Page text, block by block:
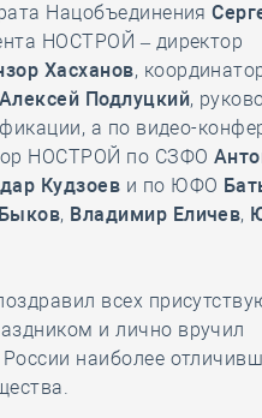
Нацобъединения
НОСТРОЙ – директор
Хасханов,
Алексей Подлуцкий,
а по видео-
НОСТРОЙ по СЗФО
Кудзоев и по ЮФО
, Владимир Еличев,
всех
и лично вручил
наиболее